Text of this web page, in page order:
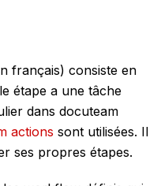
français) consiste en
étape a une tâche
dans docuteam
actions sont utilisées. Il
ses propres étapes.